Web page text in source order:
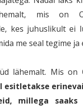
mis on
kes juhuslikult ei
me seal tegime ja
lähemalt. Mis on
esitletakse
millega saaks